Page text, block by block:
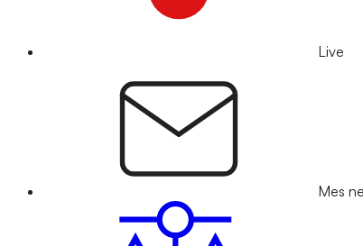
Live
Mes